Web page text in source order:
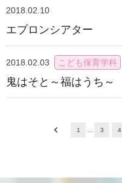
2018.02.10
エプロンシアター
2018.02.03 こども保育学科
鬼はそと～福はうち～
1 3 4